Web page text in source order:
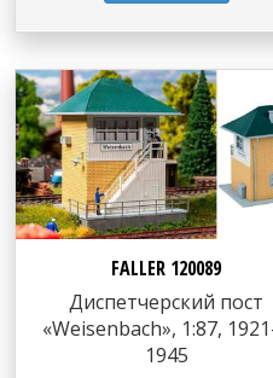
FALLER 120089
Диспетчерский пост
«Weisenbach», 1:87,
1945